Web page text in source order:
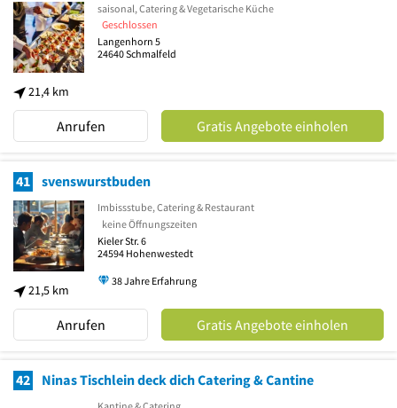
21,4 km
saisonal, Catering & Vegetarische Küche
Geschlossen
Langenhorn 5
24640Schmalfeld
Anrufen Gratis Angebote einholen
41 svenswurstbuden
21,5 km
Imbissstube, Catering & Restaurant
keine Öffnungszeiten
Kieler Str. 6
24594 Hohenwestedt
38 Jahre Erfahrung
Anrufen Gratis Angebote einholen
42 Ninas Tischlein deck dich Catering & Cantine